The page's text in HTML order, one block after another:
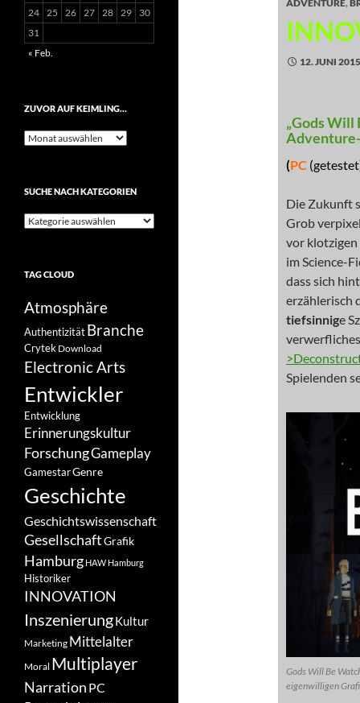
ADVENTURE,
12. JUNI 2015
„Gods Will
(PC
Die Zukunft
Grob
vor
im Science-
dass sich
erzählerisch
tiefsinnige
Spielenden
Gods Will Be
eigenwilligen
24 25 26 27 28 29
30
31
« Feb.
ZUVOR AUF KEIMLING…
Zuvor
SUCHE NACH KATEGORIEN
Suche
TAG CLOUD
Atmosphäre
Authentizität Branche
Crytek Download
Electronic Arts
Entwickler
Entwicklung
Erinnerungskultur
ForschungGameplay
GamestarGenre
Geschichte
Geschichtswissenschaft
GesellschaftGrafik
Hamburg HAW Hamburg
Historiker
INNOVATION
InszenierungKultur
Marketing Mittelalter
Moral Multiplayer
Narration PC